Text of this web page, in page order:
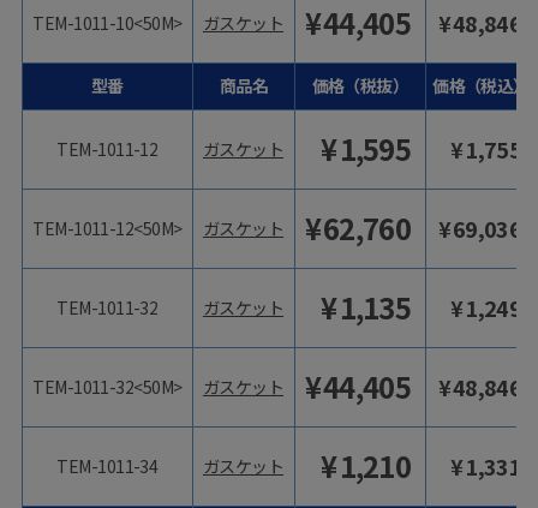
TEM-1011-10<50M>
型番
TEM-1011-12
TEM-1011-12<50M>
TEM-1011-32
TEM-1011-32<50M>
TEM-1011-34
ガスケット ¥44,405 ¥48,846
商品名 価格（税抜） 価格（税込）
ガスケット ¥1,595 ¥1,755
ガスケット ¥62,760 ¥69,036
ガスケット ¥1,135 ¥1,249
ガスケット ¥44,405 ¥48,846
ガスケット ¥1,210 ¥1,331